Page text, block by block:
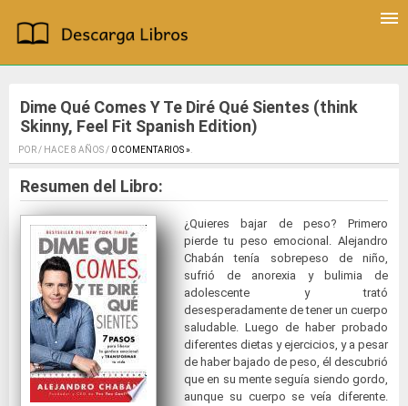
Dime Qué Comes Y Te Diré Qué Sientes (think
Skinny, Feel Fit Spanish Edition)
POR / HACE 8 AÑOS / 0 COMENTARIOS ».
Resumen del Libro:
¿Quieres bajar de peso? Primero
pierde tu peso emocional. Alejandro
Chabán tenía sobrepeso de niño,
sufrió de anorexia y bulimia de
adolescente y trató
desesperadamente de tener un cuerpo
saludable. Luego de haber probado
diferentes dietas y ejercicios, y a pesar
de haber bajado de peso, él descubrió
que en su mente seguía siendo gordo,
aunque su cuerpo se veía diferente.